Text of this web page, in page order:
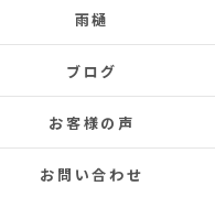
would reappear
depressing.
the cause identified
reviews daily and
different
雨樋
ブログ
お客様の声
お問い合わせ